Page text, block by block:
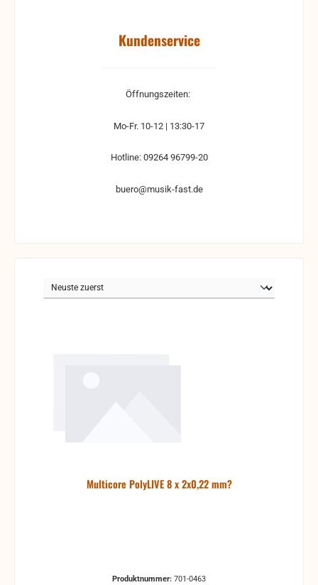
Kundenservice
Öffnungszeiten:
Mo-Fr. 10-12 | 13:30-17
Hotline: 09264 96799-20
buero@musik-fast.de
Multicore PolyLIVE 8 x 2x0,22 mm?
Produktnummer: 701-0463